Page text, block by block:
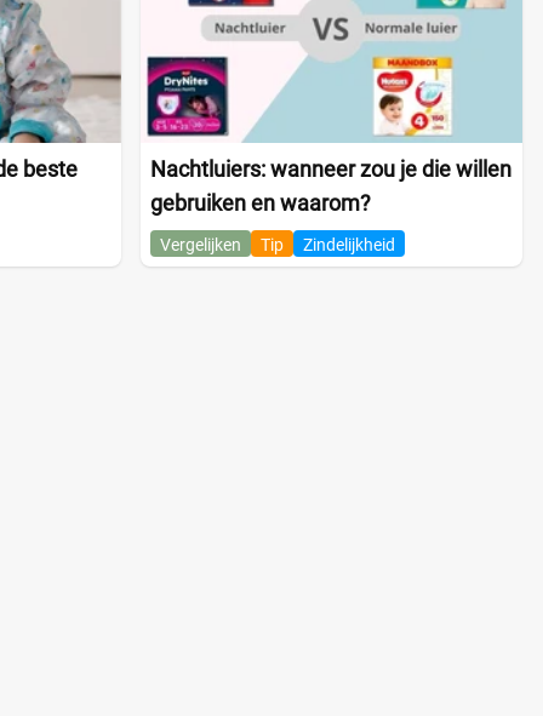
beste
Nachtluiers: wanneer zou je die willen
gebruiken en waarom?
Vergelijken Tip Zindelijkheid